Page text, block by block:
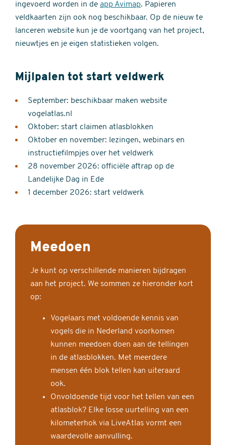
ingevoerd worden in de app Avimap. Papieren
veldkaarten zijn ook nog beschikbaar. Op de nieuw te
lanceren website kun je de voortgang van het project,
nieuwtjes en je eigen statistieken volgen.
Mijlpalen tot start veldwerk
September: beschikbaar maken website
vogelatlas.nl
Oktober: start claimen atlasblokken
Oktober en november: lezingen, webinars en
instructiefilmpjes over het veldwerk
28 november 2026: officiële aftrap op de
Landelijke Dag in Ede
1 december 2026: start veldwerk
Meedoen
Je kunt op verschillende manieren bijdragen
aan het project. We sommen ze hieronder kort
op:
Vogelaars met voldoende kennis van
vogels die in Nederland voorkomen
kunnen meedoen doen aan de tellingen
in de atlasblokken. Met meerdere
mensen één blok tellen kan uiteraard
ook.
Onvoldoende tijd voor het tellen van een
atlasblok? Elke losse uurtelling van een
kilometerhok via LiveAtlas vormt een
waardevolle aanvulling.